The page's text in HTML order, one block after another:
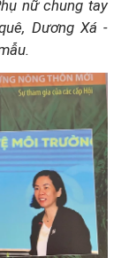
nữ chung tay
Dương Xá -